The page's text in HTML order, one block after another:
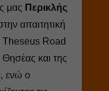
μας Περικλής
απαιτητική
Theseus Road
και της
ενώ ο